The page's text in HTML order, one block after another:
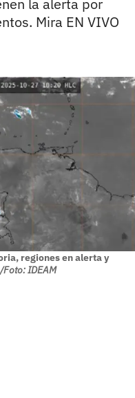
la alerta por
Mira EN VIVO
regiones en alerta y
/Foto: IDEAM